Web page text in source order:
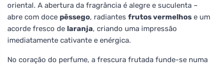
oriental. A abertura da fragrância é alegre e suculenta –
abre com doce pêssego, radiantes frutos vermelhos e um
acorde fresco de laranja, criando uma impressão
imediatamente cativante e enérgica.
No coração do perfume, a frescura frutada funde-se numa